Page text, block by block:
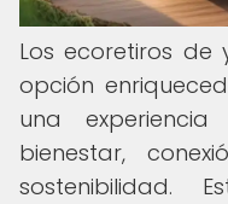
Los ecoretiros de
opción
una
bienestar,
sostenibilidad.